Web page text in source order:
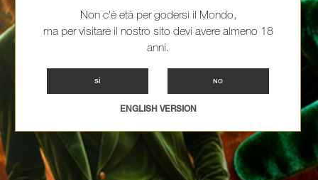
Non c'è età per godersi il Mondo,
ma per visitare il nostro sito devi avere almeno 18
anni.
SÌ NO
ENGLISH VERSION